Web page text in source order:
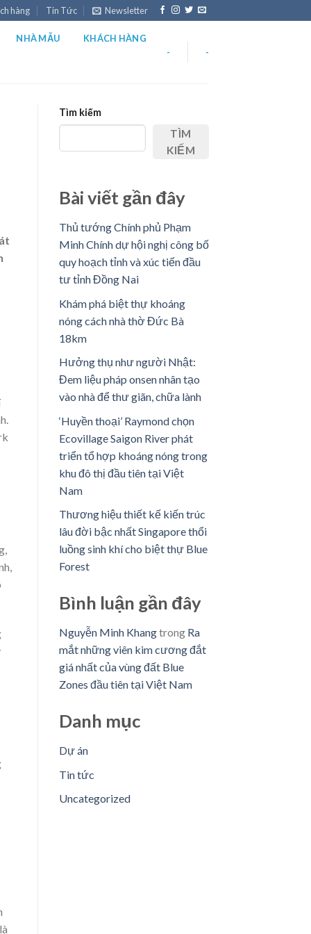
hàng Tin Tức Newsletter
NHÀ MẪU KHÁCH HÀNG
- -
Tìm kiếm
TÌM
KIẾM
Bài viết gần đây
Thủ tướng Chính phủ Phạm
Minh Chính dự hội nghị công bố
quy hoạch tỉnh và xúc tiến đầu
tư tỉnh Đồng Nai
Khám phá biệt thự khoáng
nóng cách nhà thờ Đức Bà
18km
Hưởng thụ như người Nhật:
Đem liệu pháp onsen nhân tạo
vào nhà để thư giãn, chữa lành
‘Huyền thoại’ Raymond chọn
Ecovillage Saigon River phát
triển tổ hợp khoáng nóng trong
khu đô thị đầu tiên tại Việt
Nam
Thương hiệu thiết kế kiến trúc
lâu đời bậc nhất Singapore thổi
luồng sinh khí cho biệt thự Blue
Forest
Bình luận ​​gần đây
Nguyễn Minh Khangtrong Ra
mắt những viên kim cương đắt
giá nhất của vùng đất Blue
Zones đầu tiên tại Việt Nam
Danh mục
Dự án
Tin tức
Uncategorized